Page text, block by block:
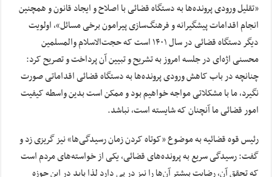
«تقلیل ورودی پرونده‌ها به دستگاه قضائی با اصلاح و ایجاد قانون و همچنین
انجام اقدامات پیشگیرانه و فرهنگ‌سازی پیرامون برخی مسائل»، اولویت
دیگر دستگاه قضائی در سال ۱۴۰۱ است که حجت‌الاسلام والمسلمین
محسنی اژه‌ای در جلسه امروز به تشریح و تبیین آن پرداخت و تصریح کرد:
چنانچه در باب کاهش ورودی پرونده‌ها به دستگاه قضائی اقداماتی صورت
نگیرد، ما با مشکلاتی مواجه خواهیم بود و ممکن است بدین واسطه کیفیت
امور قضائی ما آنچنان که شایسته است، نباشد.
رئیس قوه قضائیه به موضوع «کوتاه کردن زمان رسیدگی‌ها» نیز گریزی زد و
گفت: رسیدگی سریع به پرونده‌های قضائی، یکی از خواسته‌های مردم است
که تحقق آن، رضایت بیشتر آن‌ها را نیز در پی دارد لذا باید در این حوزه